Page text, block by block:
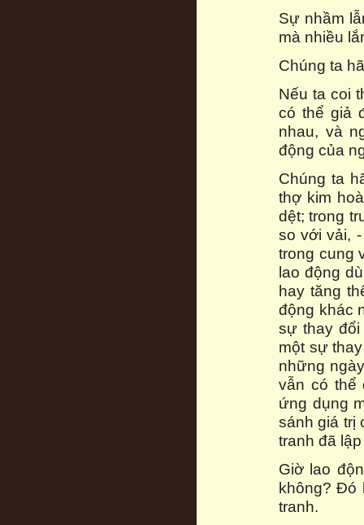
Sự nhầm
mà nhiều
Chúng ta
Nếu ta coi
có thể giả
nhau, và
động của
Chúng ta
thợ kim
dệt; trong
so với vải,
trong cung
lao động
hay tăng
động khác
sự thay
một sự
những
vẫn có thể
ứng dụng
sánh giá trị
tranh đã
Giờ lao
không? Đó
tranh.